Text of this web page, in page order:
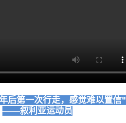
后第一次行走，感觉难以置信”
——叙利亚运动员